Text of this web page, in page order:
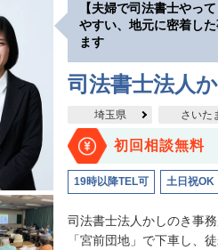
【夫婦で司法書士やっ
やすい、地元に密着し
ます
司法書士法人
埼玉県 さいた
初回相談無料
19時以降TEL可 土日祝OK
司法書士法人かしのき事
「宮前団地」で下車し、